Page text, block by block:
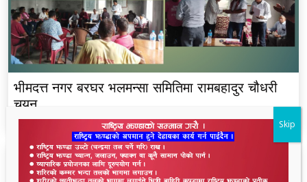
भीमदत्त नगर बरघर भलमन्सा समितिमा रामबहादुर चौधरी
चयन
Skip